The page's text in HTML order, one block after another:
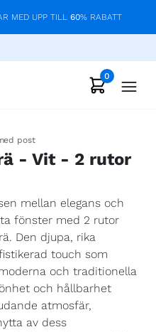
MED UPP TILL 60% RABATT
0
post
- Vit - 2 rutor
mellan elegans och
fönster med 2 rutor
Den djupa, rika
touch som
och traditionella
och hållbarhet
atmosfär,
av dess